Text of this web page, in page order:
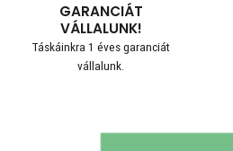
GARANCIÁT
VÁLLALUNK!
Táskáinkra 1 éves garanciát
vállalunk.